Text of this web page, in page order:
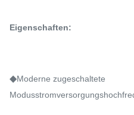
Eigenschaften:
◆Moderne zugeschaltete